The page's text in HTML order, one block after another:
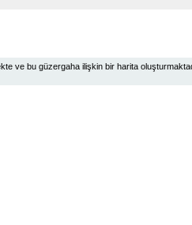
ve bu güzergaha ilişkin bir harita